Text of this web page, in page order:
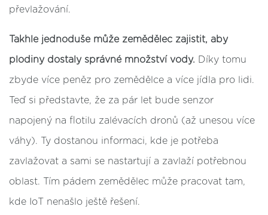
převlažování.
Takhle jednoduše může zemědělec zajistit, aby
plodiny dostaly správné množství vody. Díky tomu
zbyde více peněz pro zemědělce a více jídla pro lidi.
Teď si představte, že za pár let bude senzor
napojený na flotilu zalévacích dronů (až unesou více
váhy). Ty dostanou informaci, kde je potřeba
zavlažovat a sami se nastartují a zavlaží potřebnou
oblast. Tím pádem zemědělec může pracovat tam,
kde IoT nenašlo ještě řešení.